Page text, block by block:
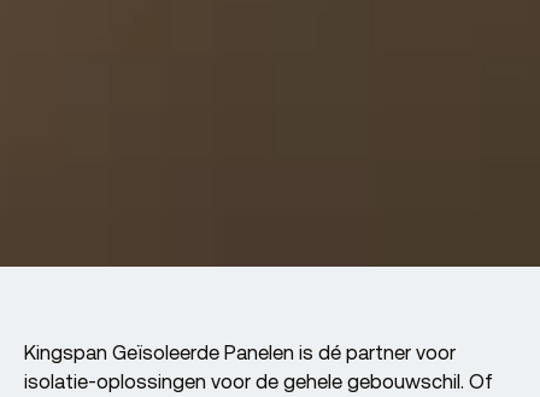
Kingspan Geïsoleerde Panelen is dé partner voor
isolatie-oplossingen voor de gehele gebouwschil. Of